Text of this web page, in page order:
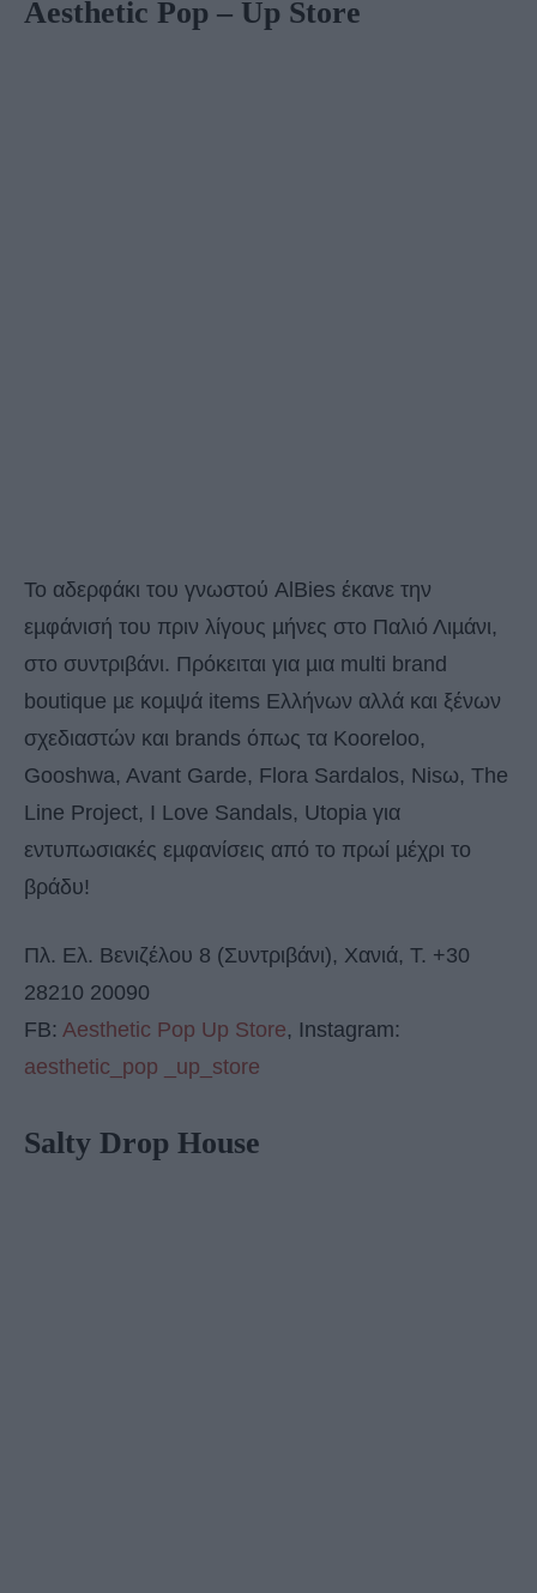
Aesthetic Pop – Up Store
Το αδερφάκι του γνωστού AlBies έκανε την
εµφάνισή του πριν λίγους µήνες στο Παλιό Λιµάνι,
στο συντριβάνι. Πρόκειται για µια multi brand
boutique µε κοµψά items Ελλήνων αλλά και ξένων
σχεδιαστών και brands όπως τα Kooreloo,
Gooshwa, Avant Garde, Flora Sardalos, Nisω, The
Line Project, I Love Sandals, Utopia για
εντυπωσιακές εµφανίσεις από το πρωί µέχρι το
βράδυ!
Πλ. Ελ. Βενιζέλου 8 (Συντριβάνι), Χανιά, T. +30
28210 20090
FB: Aesthetic Pop Up Store, Instagram:
aesthetic_pop _up_store
Salty Drop House